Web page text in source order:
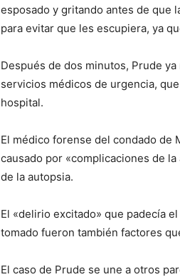
esposado y gritando antes de que
para evitar que les escupiera, ya
Después de dos minutos, Prude
servicios médicos de urgencia,
hospital.
El médico forense del condado de
causado por «complicaciones de
de la autopsia.
El «delirio excitado» que padecía
tomado fueron también factores
El caso de Prude se une a otros